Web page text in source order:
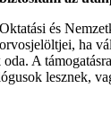
és
ha
A
lesznek,